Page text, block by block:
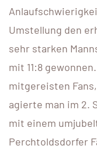
Umstellung den
sehr starken
mit 11:8
mitgereisten
agierte man im 2.
mit einem
Perchtoldsdorfer